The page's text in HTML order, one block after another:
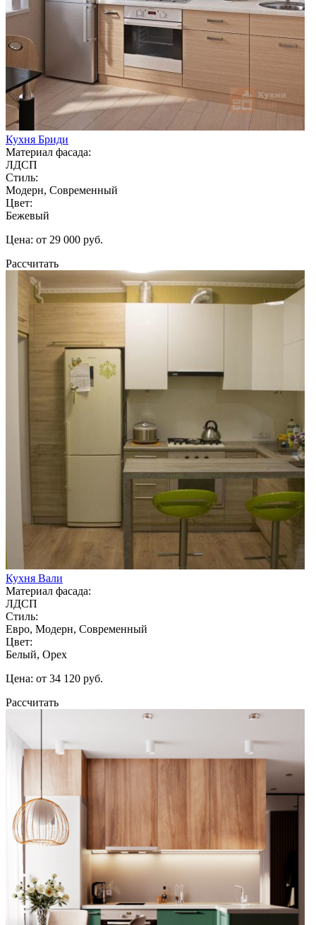
Кухня Бриди
Материал фасада:
ЛДСП
Стиль:
Модерн, Современный
Цвет:
Бежевый
Цена: от 29 000 руб.
Рассчитать
Кухня Вали
Материал фасада:
ЛДСП
Стиль:
Евро, Модерн, Современный
Цвет:
Белый, Орех
Цена: от 34 120 руб.
Рассчитать